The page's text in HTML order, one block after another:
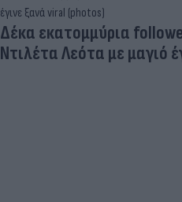
Δέκα εκατομμύρια
Ντιλέτα Λεότα με μαγιό